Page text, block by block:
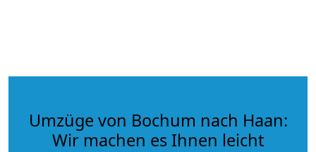
Umzüge von Bochum nach Haan:
Wir machen es Ihnen leicht